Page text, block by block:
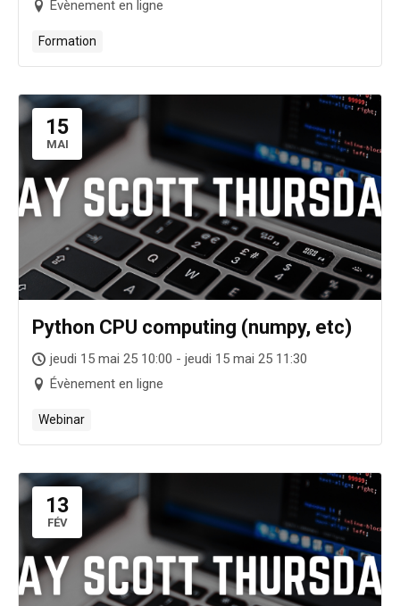
Évènement en ligne
Formation
15
MAI
Python CPU computing (numpy, etc)
jeudi 15 mai 25 10:00 - jeudi 15 mai 25 11:30
Évènement en ligne
Webinar
13
FÉV